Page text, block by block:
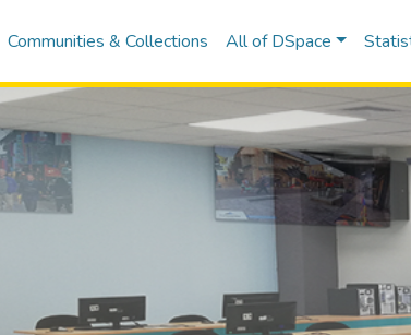
Communities & Collections All of DSpace